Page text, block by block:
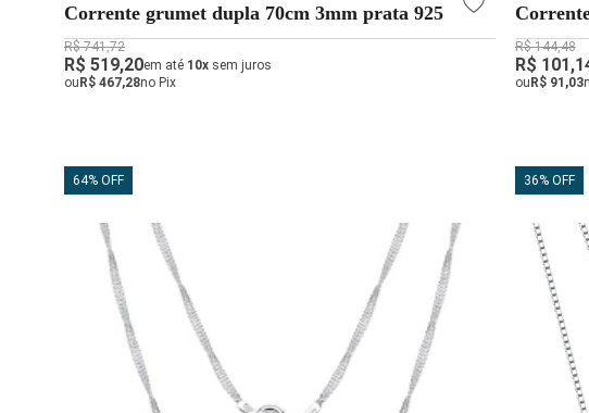
Corrente grumet dupla 70cm 3mm prata 925
R$ 741,72
R$ 519,20em até 10x sem juros
ou R$ 467,28no Pix
R$ 144,48
R$
ou R$ 91,03
64% OFF 36% OFF